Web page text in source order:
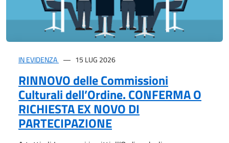
IN EVIDENZA 15 LUG 2026
RINNOVO delle Commissioni
Culturali dell’Ordine. CONFERMA O
RICHIESTA EX NOVO DI
PARTECIPAZIONE